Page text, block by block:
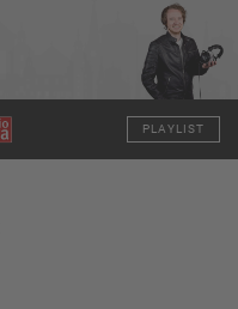
PLAYLIST